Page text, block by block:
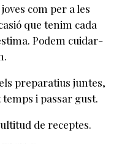
com per a les
que tenim cada
Podem cuidar-
preparatius juntes,
i passar gust.
de receptes.